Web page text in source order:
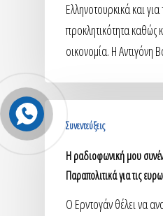
Ελληνοτουρκικά και για
προκλητικότητα καθώς
οικονομία. Η Αντιγόνη
Συνεντεύξεις
Η ραδιοφωνική μου
Παραπολιτικά για τις
O Eρντογάν θέλει να